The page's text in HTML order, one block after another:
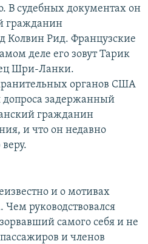
В судебных документах он
гражданин
Колвин Рид. Французские
деле его зовут Тарик
Шри-Ланки.
органов США
допроса задержанный
гражданин
и что он недавно
и о мотивах
руководствовался
самого себя и не
и членов